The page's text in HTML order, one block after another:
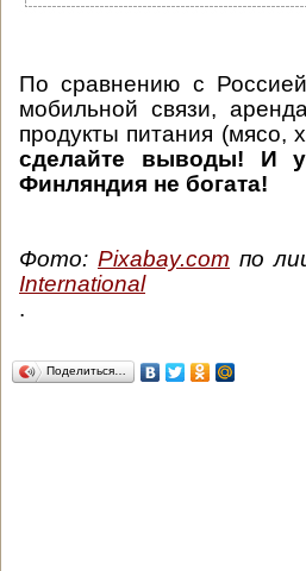
По сравнению с
мобильной связи,
продукты питания (мясо,
сделайте выводы! И
Финляндия не богата!
Фото: Pixabay.com по
International
.
Поделиться…